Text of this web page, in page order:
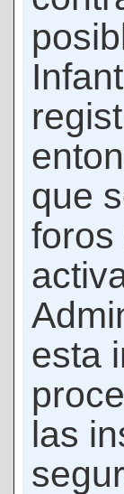
que
foros
esta
las